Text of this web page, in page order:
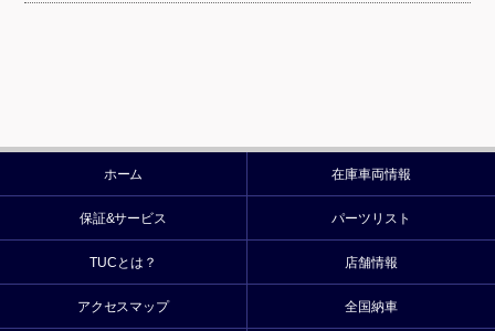
ホーム 在庫車両情報
保証&サービス パーツリスト
TUCとは？ 店舗情報
アクセスマップ 全国納車